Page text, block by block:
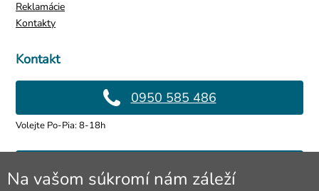
Kontakt
0950 585 486
Volejte Po-Pia: 8-18h
info@4lol.cz
Reklamácie
Kontakty
Na vašom súkromí nám záleží